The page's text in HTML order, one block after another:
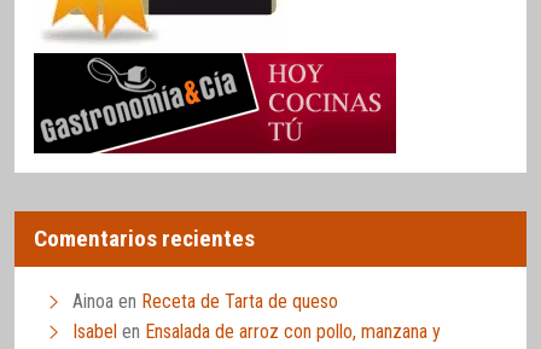
Comentarios recientes
Ainoa en Receta de Tarta de queso
Isabel en Ensalada de arroz con pollo, manzana y